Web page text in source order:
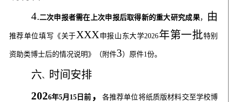
4.二次申报者需在上次申报后取得新的重大研究成果， 由
推荐单位填写《关于XXX申报山东大学2026年第一批特别
资助类博士后的情况说明》（附件3） 原件1份。
六、
时间安排
2026年5月 15 日前 ， 各推荐单位将纸质版材料交至学校博